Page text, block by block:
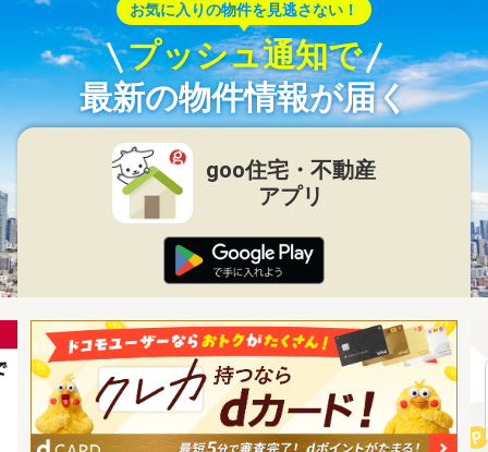
お気に入りの物件を見逃さない！
プッシュ通知で
最新の物件情報が届く
goo住宅・不動産
アプリ